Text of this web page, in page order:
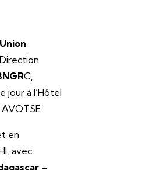
C,
jour à l’Hôtel
en
avec
–